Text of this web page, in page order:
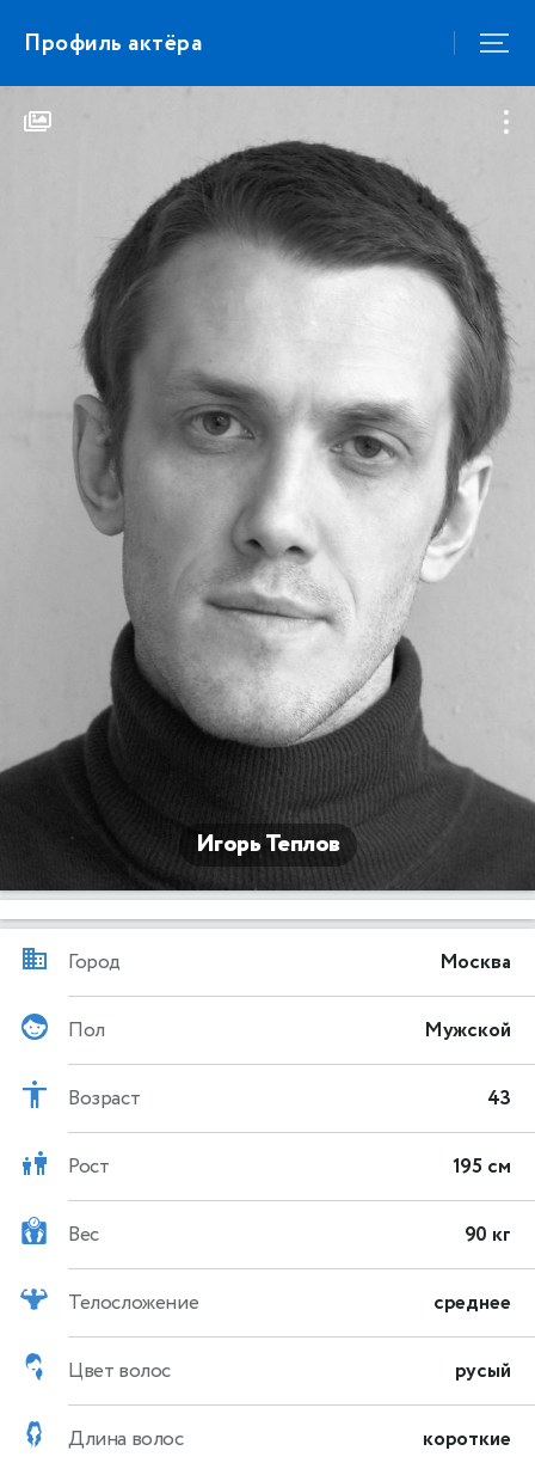
Профиль актёра
Игорь Теплов
Город Москва
Пол Мужской
Возраст 43
Рост 195 см
Вес 90 кг
Телосложение среднее
Цвет волос русый
Длина волос короткие